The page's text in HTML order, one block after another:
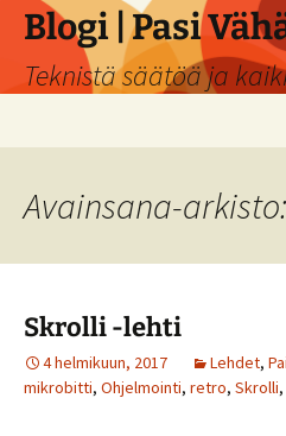
Siirry
sisältöön
Blogi | Pasi
Teknistä säätöä ja
Avainsana-
Skrolli -lehti
4 helmikuun, 2017 Lehdet,
mikrobitti, Ohjelmointi, retro, Skrolli,